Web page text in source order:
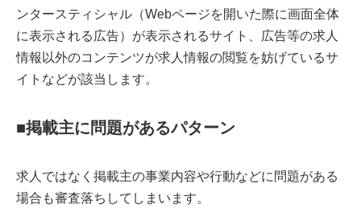
ンタースティシャル（Webページを開いた際に画面全体
に表示される広告）が表示されるサイト、広告等の求人
情報以外のコンテンツが求人情報の閲覧を妨げているサ
イトなどが該当します。
■掲載主に問題があるパターン
求人ではなく掲載主の事業内容や行動などに問題がある
場合も審査落ちしてしまいます。